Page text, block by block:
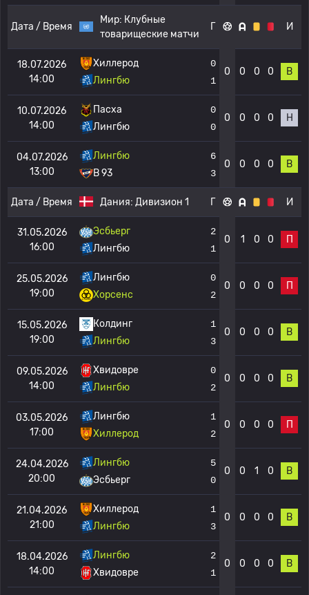
Дата / Время
Мир: Клубные
товарищеские матчи
Г И
18.07.2026
14:00
Хиллерод
Лингбю
0
1
0 0 0 0 В
10.07.2026
14:00
Пасха
Лингбю
0
0
0 0 0 0 Н
04.07.2026
13:00
Лингбю
B 93
6
3
0 0 0 0 В
Дата / Время Дания: Дивизион 1 Г И
31.05.2026
16:00
Эсбьерг
Лингбю
2
1
0 1 0 0 П
25.05.2026
19:00
Лингбю
Хорсенс
0
2
0 0 0 0 П
15.05.2026
19:00
Колдинг
Лингбю
1
3
0 0 0 0 В
09.05.2026
14:00
Хвидовре
Лингбю
0
2
0 0 0 0 В
03.05.2026
17:00
Лингбю
Хиллерод
1
2
0 0 0 0 П
24.04.2026
20:00
Лингбю
Эсбьерг
5
0
0 0 1 0 В
21.04.2026
21:00
Хиллерод
Лингбю
1
3
0 0 0 0 В
18.04.2026
14:00
Лингбю
Хвидовре
2
1
0 0 0 0 В